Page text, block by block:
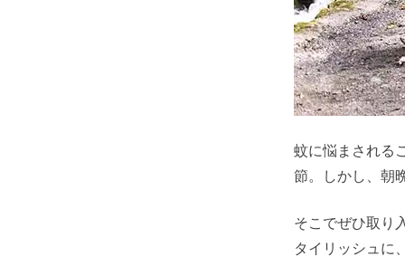
蚊に悩まされる
節。しかし、朝
そこでぜひ取り
タイリッシュに